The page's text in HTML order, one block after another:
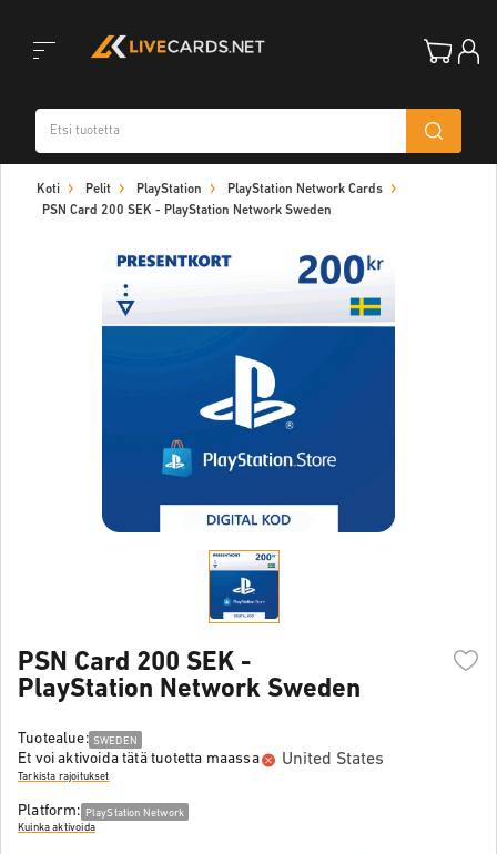
navigation
Koti Pelit PlayStation
PlayStation Network Cards
PSN Card 200 SEK - PlayStation Network Sweden
PSN Card 200 SEK -
PlayStation Network Sweden
Tuotealue: SWEDEN
Et voi aktivoida tätä tuotetta maassa United States
Tarkista rajoitukset
Platform: PlayStation Network
Kuinka aktivoida